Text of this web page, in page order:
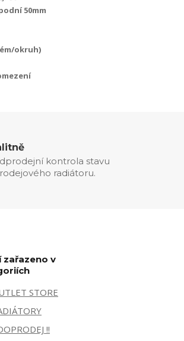
50mm
okruh)
kontrola stavu
radiátoru.
zařazeno v
STORE
!!